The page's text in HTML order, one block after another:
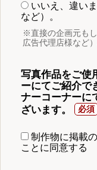
いいえ、違い
など）。
※直接の企画元も
広告代理店様など
写真作品をご使
ーにてご紹介で
ナーコーナーに
ざいます。
制作物に掲載
ことに同意する